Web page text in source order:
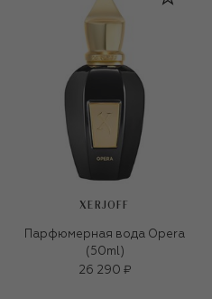
XERJOFF
Парфюмерная вода Opera
(50ml)
26 290 ₽